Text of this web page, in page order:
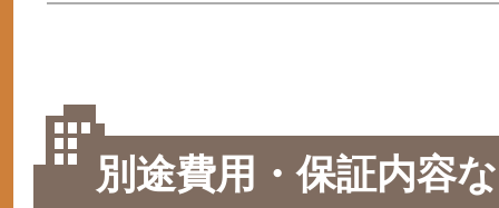
別途費用・保証内容